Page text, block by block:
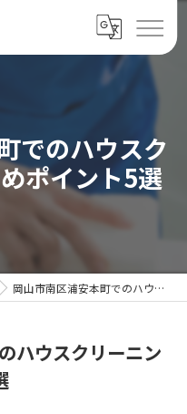
でのハウスク
ポイント5選
岡山市南区浦安本町でのハウスクリーニングおすすめポイント5選
ハウスクリーニン